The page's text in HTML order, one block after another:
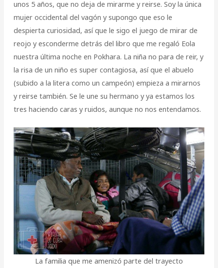
unos 5 años, que no deja de mirarme y reirse. Soy la única
mujer occidental del vagón y supongo que eso le
despierta curiosidad, así que le sigo el juego de mirar de
reojo y esconderme detrás del libro que me regaló Eola
nuestra última noche en Pokhara. La niña no para de reir, y
la risa de un niño es super contagiosa, así que el abuelo
(subido a la litera como un campeón) empieza a mirarnos
y reirse también. Se le une su hermano y ya estamos los
tres haciendo caras y ruidos, aunque no nos entendamos.
La familia que me amenizó parte del trayecto